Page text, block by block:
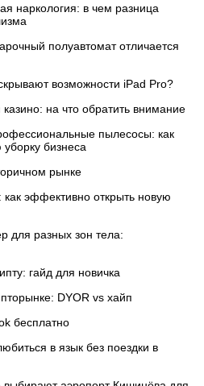
наркология: в чем разница
полуавтомат отличается
возможности iPad Pro?
на что обратить внимание
пылесосы: как
бизнеса
рынке
как эффективно открыть новую
для разных зон тела:
гайд для новичка
DYOR vs хайп
бесплатно
в язык без поездки в